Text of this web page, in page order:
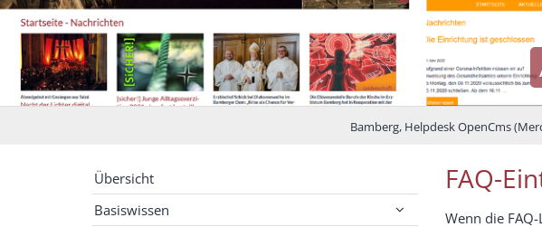
Bamberg, Helpdesk OpenCms
FAQ-
Wenn die
Übersicht
Basiswissen